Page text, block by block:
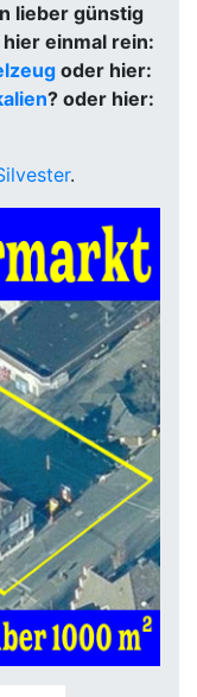
lieber günstig
einmal rein:
oder hier:
? oder hier:
.